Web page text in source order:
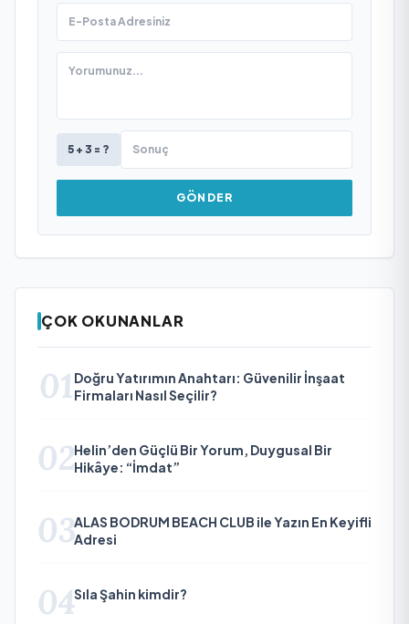
5 + 3 = ?
GÖNDER
ÇOK OKUNANLAR
01 Doğru Yatırımın Anahtarı: Güvenilir İnşaat
Firmaları Nasıl Seçilir?
02Helin’den Güçlü Bir Yorum, Duygusal Bir
Hikâye: “İmdat”
03ALAS BODRUM BEACH CLUB ile Yazın En Keyifli
Adresi
04Sıla Şahin kimdir?